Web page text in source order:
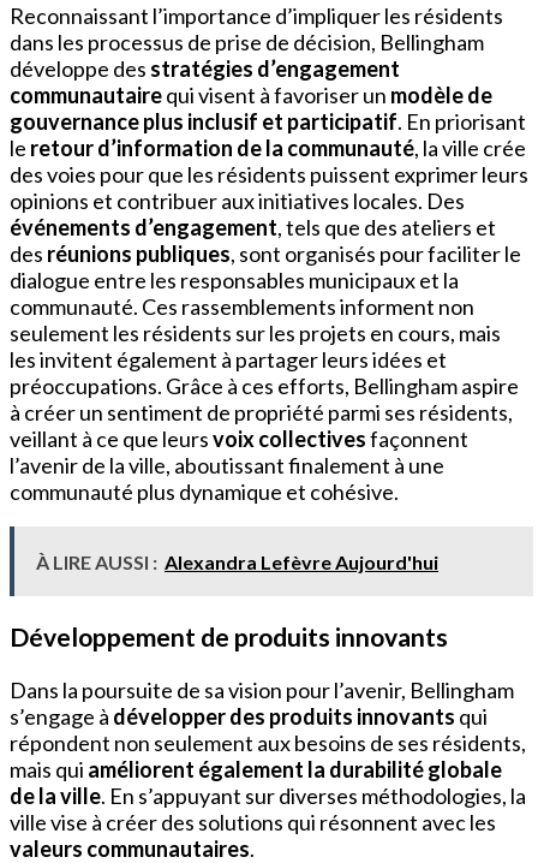
Reconnaissant l’importance d’impliquer les résidents
dans les processus de prise de décision, Bellingham
développe des stratégies d’engagement
communautairequi visent à favoriser un modèle de
gouvernance plus inclusif et participatif. En priorisant
le retour d’information de la communauté, la ville crée
des voies pour que les résidents puissent exprimer leurs
opinions et contribuer aux initiatives locales. Des
événements d’engagement, tels que des ateliers et
des réunions publiques, sont organisés pour faciliter le
dialogue entre les responsables municipaux et la
communauté. Ces rassemblements informent non
seulement les résidents sur les projets en cours, mais
les invitent également à partager leurs idées et
préoccupations. Grâce à ces efforts, Bellingham aspire
à créer un sentiment de propriété parmi ses résidents,
veillant à ce que leursvoix collectivesfaçonnent
l’avenir de la ville, aboutissant finalement à une
communauté plus dynamique et cohésive.
À LIRE AUSSI : Alexandra Lefèvre Aujourd'hui
Développement de produits innovants
Dans la poursuite de sa vision pour l’avenir, Bellingham
s’engage à développer des produits innovants qui
répondent non seulement aux besoins de ses résidents,
mais qui améliorent également la durabilité globale
de la ville. En s’appuyant sur diverses méthodologies, la
ville vise à créer des solutions qui résonnent avec les
valeurs communautaires.